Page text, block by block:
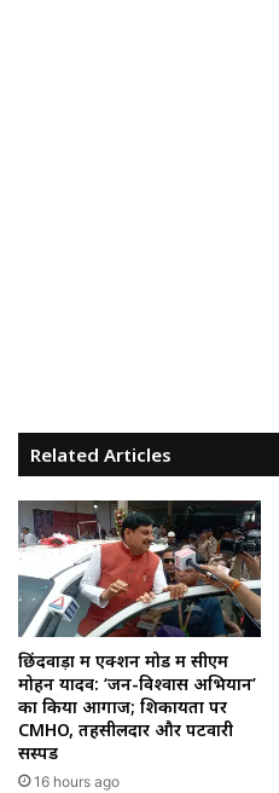
Related Articles
छिंदवाड़ा में एक्शन मोड में सीएम
मोहन यादव: ‘जन-विश्वास अभियान’
का किया आगाज; शिकायतों पर
CMHO, तहसीलदार और पटवारी
सस्पेंड
16 hours ago